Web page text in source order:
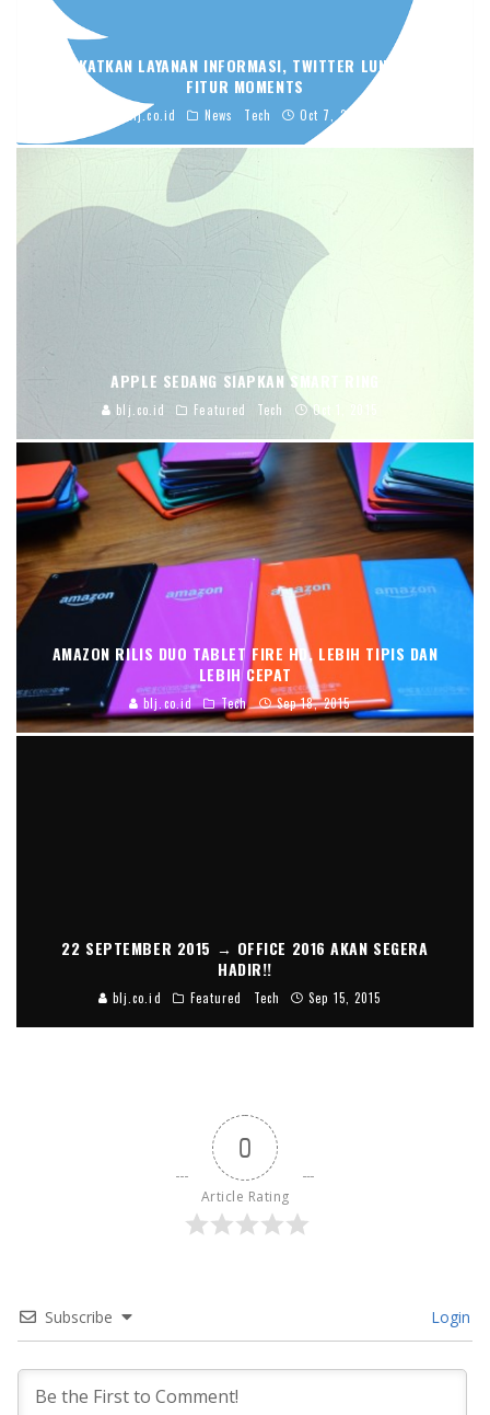
TINGKATKAN LAYANAN INFORMASI, TWITTER LUNCURKAN
FITUR MOMENTS
blj.co.id News Tech Oct 7, 2015
APPLE SEDANG SIAPKAN SMART RING
blj.co.id Featured Tech Oct 1, 2015
AMAZON RILIS DUO TABLET FIRE HD, LEBIH TIPIS DAN
LEBIH CEPAT
blj.co.id Tech Sep 18, 2015
22 SEPTEMBER 2015 → OFFICE 2016 AKAN SEGERA
HADIR!!
blj.co.id Featured Tech Sep 15, 2015
0
Article Rating
Subscribe Login